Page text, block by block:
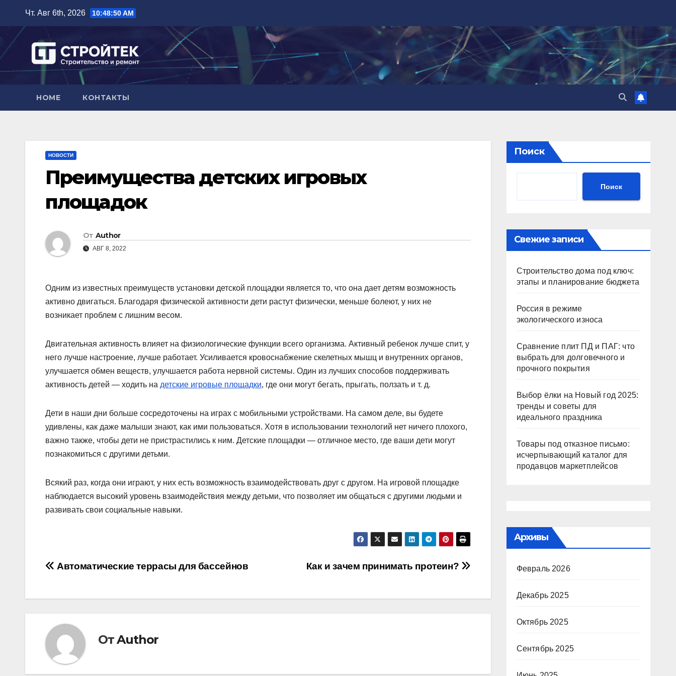
содержимому
Чт. Авг 6th, 2026 10:48:51 AM
HOME КОНТАКТЫ
НОВОСТИ
Преимущества детских игровых
площадок
От Author
АВГ 8, 2022
Одним из известных преимуществ установки детской площадки является то, что она дает детям возможность
активно двигаться. Благодаря физической активности дети растут физически, меньше болеют, у них не
возникает проблем с лишним весом.
Двигательная активность влияет на физиологические функции всего организма. Активный ребенок лучше спит, у
него лучше настроение, лучше работает. Усиливается кровоснабжение скелетных мышц и внутренних органов,
улучшается обмен веществ, улучшается работа нервной системы. Один из лучших способов поддерживать
активность детей — ходить на детские игровые площадки, где они могут бегать, прыгать, ползать и т. д.
Дети в наши дни больше сосредоточены на играх с мобильными устройствами. На самом деле, вы будете
удивлены, как даже малыши знают, как ими пользоваться. Хотя в использовании технологий нет ничего плохого,
важно также, чтобы дети не пристрастились к ним. Детские площадки — отличное место, где ваши дети могут
познакомиться с другими детьми.
Всякий раз, когда они играют, у них есть возможность взаимодействовать друг с другом. На игровой площадке
наблюдается высокий уровень взаимодействия между детьми, что позволяет им общаться с другими людьми и
развивать свои социальные навыки.
Навигация
Как и зачем принимать протеин?
Автоматические террасы для бассейнов
ОтAuthor
Поиск
Поиск
Свежие записи
Строительство дома под ключ:
этапы и планирование бюджета
Россия в режиме
экологического износа
Сравнение плит ПД и ПАГ: что
выбрать для долговечного и
прочного покрытия
Выбор ёлки на Новый год 2025:
тренды и советы для
идеального праздника
Товары под отказное письмо:
исчерпывающий каталог для
продавцов маркетплейсов
Архивы
Февраль 2026
Декабрь 2025
Октябрь 2025
Сентябрь 2025